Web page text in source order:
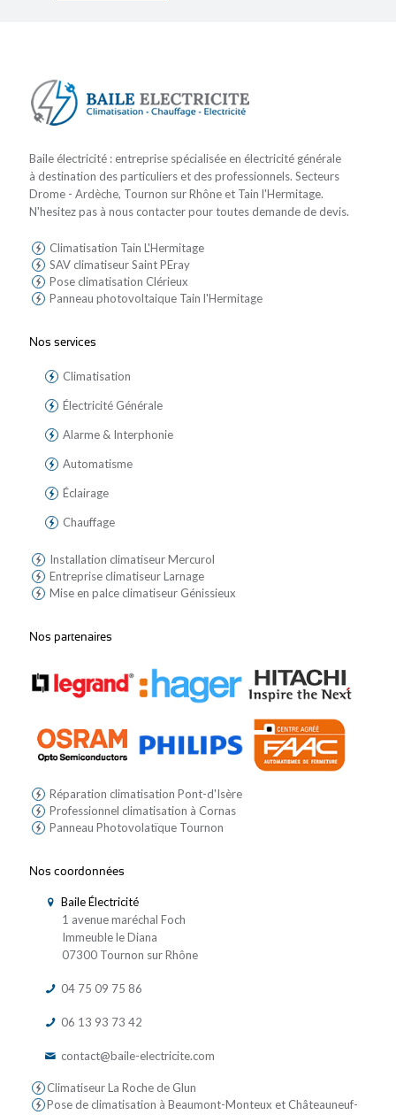
Baile électricité : entreprise spécialisée en électricité générale
à destination des particuliers et des professionnels. Secteurs
Drome - Ardèche, Tournon sur Rhône et Tain l'Hermitage.
N'hesitez pas à nous contacter pour toutes demande de devis.
Climatisation Tain L'Hermitage
SAV climatiseur Saint PEray
Pose climatisation Clérieux
Panneau photovoltaique Tain l'Hermitage
Nos services
Climatisation
Électricité Générale
Alarme & Interphonie
Automatisme
Éclairage
Chauffage
Installation climatiseur Mercurol
Entreprise climatiseur Larnage
Mise en palce climatiseur Génissieux
Nos partenaires
Réparation climatisation Pont-d'Isère
Professionnel climatisation à Cornas
Panneau Photovolatïque Tournon
Nos coordonnées
Baile Électricité
1 avenue maréchal Foch
Immeuble le Diana
07300 Tournon sur Rhône
04 75 09 75 86
06 13 93 73 42
contact@baile-electricite.com
Climatiseur La Roche de Glun
Pose de climatisation à Beaumont-Monteux et Châteauneuf-